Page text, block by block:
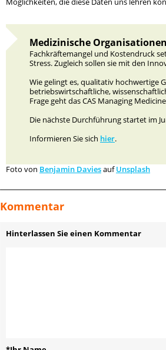
Medizinische
Fachkräftemangel und Kostendruck
Stress. Zugleich sollen sie mit den
Wie gelingt es, qualitativ hochwertige
betriebswirtschaftliche,
Frage geht das CAS Managing
Die nächste Durchführung startet im
Informieren Sie sich hier.
Foto von Benjamin DaviesaufUnsplash
Kommentar
Hinterlassen Sie einen Kommentar